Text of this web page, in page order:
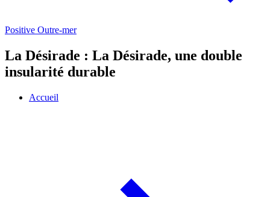
Positive Outre-mer
La Désirade : La Désirade, une double
insularité durable
Accueil